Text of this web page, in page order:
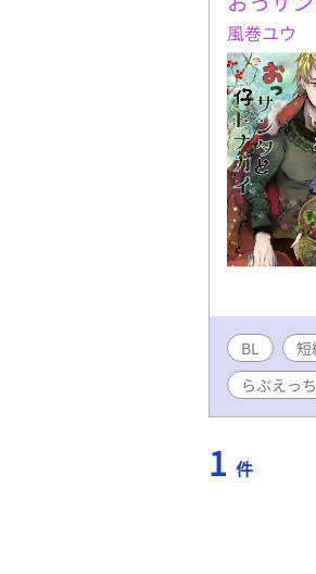
風巻ユウ
BL 短
らぶえっち
1 件